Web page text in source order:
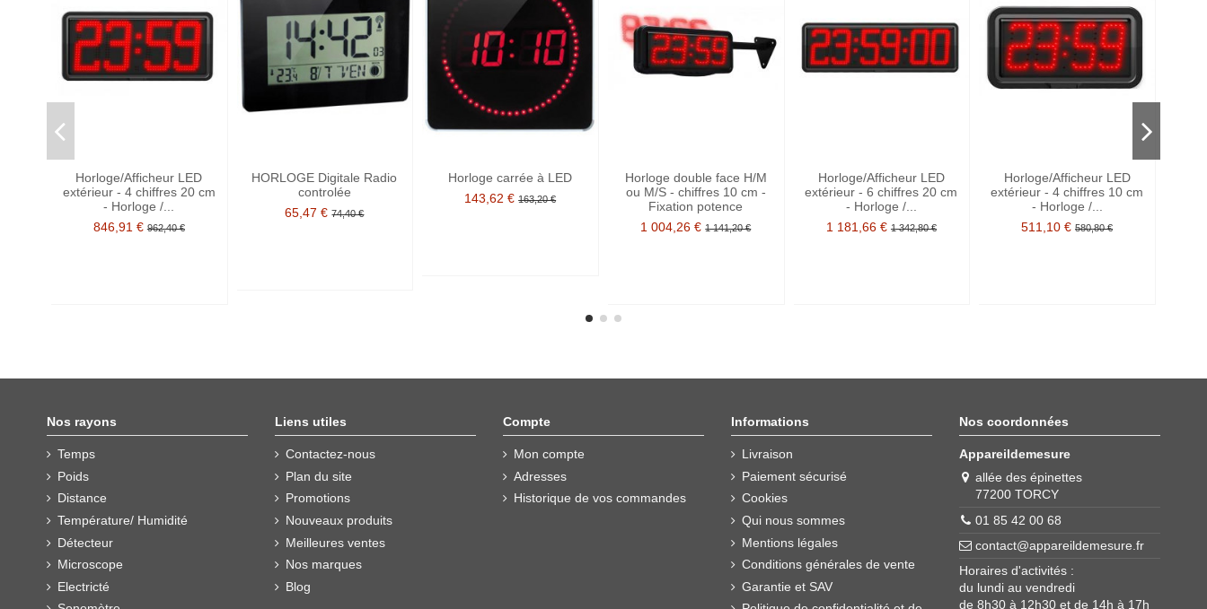
Horloge/Afficheur LED
extérieur - 4 chiffres 20 cm
- Horloge /...
846,91 € 962,40 €
HORLOGE Digitale Radio
controlée
65,47 € 74,40 €
Horloge carrée à LED
143,62 € 163,20 €
Horloge double face H/M
ou M/S - chiffres 10 cm -
Fixation potence
1 004,26 € 1 141,20 €
Horloge/Afficheur LED
extérieur - 6 chiffres 20 cm
- Horloge /...
1 181,66 € 1 342,80 €
Horloge/Afficheur LED
extérieur - 4 chiffres 10 cm
- Horloge /...
511,10 € 580,80 €
Nos rayons
Temps
Poids
Distance
Température/ Humidité
Détecteur
Microscope
Electricté
Liens utiles
Contactez-nous
Plan du site
Promotions
Nouveaux produits
Meilleures ventes
Nos marques
Blog
Compte
Mon compte
Adresses
Historique de vos commandes
Informations
Livraison
Paiement sécurisé
Cookies
Qui nous sommes
Mentions légales
Conditions générales de vente
Garantie et SAV
Nos coordonnées
Appareildemesure
allée des épinettes
77200 TORCY
01 85 42 00 68
contact@appareildemesure.fr
Horaires d'activités :
du lundi au vendredi
de 8h30 à 12h30 et de 14h à 17h